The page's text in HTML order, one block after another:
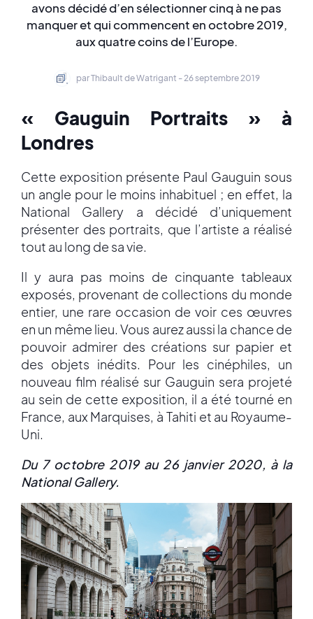
avons décidé d’en sélectionner cinq à ne pas
manquer et qui commencent en octobre 2019,
aux quatre coins de l’Europe.
par Thibault de Watrigant - 26 septembre 2019
« Gauguin Portraits » à
Londres
Cette exposition présente Paul Gauguin sous
un angle pour le moins inhabituel ; en effet, la
National Gallery a décidé d’uniquement
présenter des portraits, que l’artiste a réalisé
tout au long de sa vie.
Il y aura pas moins de cinquante tableaux
exposés, provenant de collections du monde
entier, une rare occasion de voir ces œuvres
en un même lieu. Vous aurez aussi la chance de
pouvoir admirer des créations sur papier et
des objets inédits. Pour les cinéphiles, un
nouveau film réalisé sur Gauguin sera projeté
au sein de cette exposition, il a été tourné en
France, aux Marquises, à Tahiti et au Royaume-
Uni.
Du 7 octobre 2019 au 26 janvier 2020, à la
National Gallery.